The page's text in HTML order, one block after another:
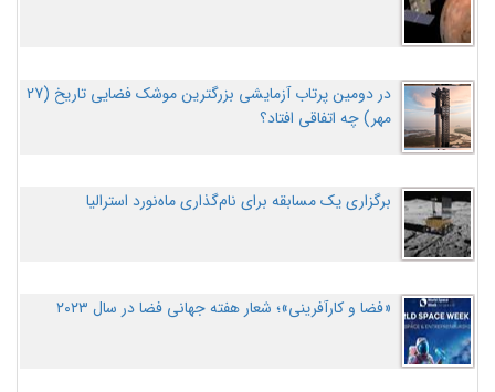
در دومین پرتاب آزمایشی بزرگترین موشک فضایی تاریخ (27
مهر‌) چه اتفاقی افتاد؟
برگزاری یک مسابقه برای نام‌گذاری ماه‌نورد استرالیا
«فضا و کارآفرینی»؛ شعار هفته جهانی فضا در سال ۲۰۲۳